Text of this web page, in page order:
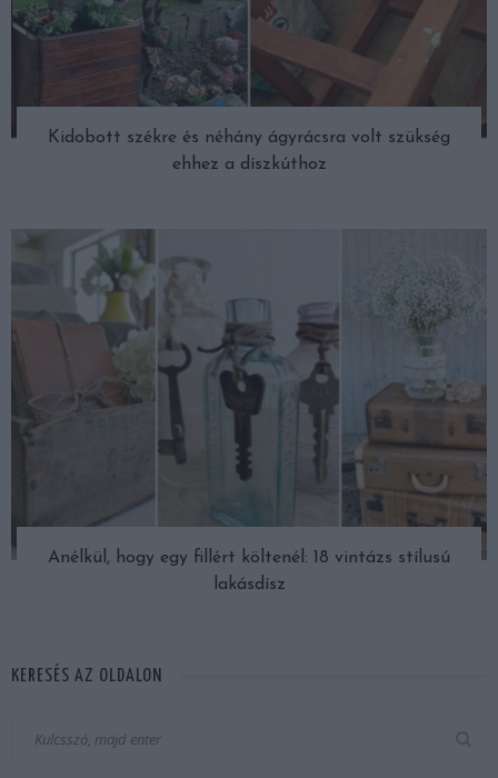
Kidobott székre és néhány ágyrácsra volt szükség
ehhez a díszkúthoz
Anélkül, hogy egy fillért költenél: 18 vintázs stílusú
lakásdísz
KERESÉS AZ OLDALON